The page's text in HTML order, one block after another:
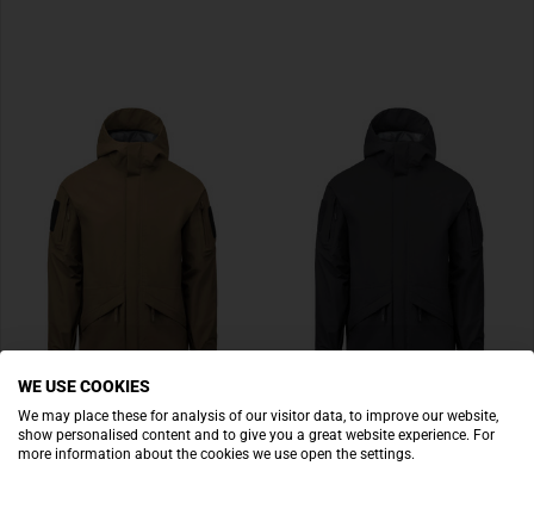
HELIKON-TEX
Chinook Jacket Coyote
HELIKON-TEX
Chinook Jacket Shadow Grey
WE USE COOKIES
We may place these for analysis of our visitor data, to improve our website,
show personalised content and to give you a great website experience. For
more information about the cookies we use open the settings.